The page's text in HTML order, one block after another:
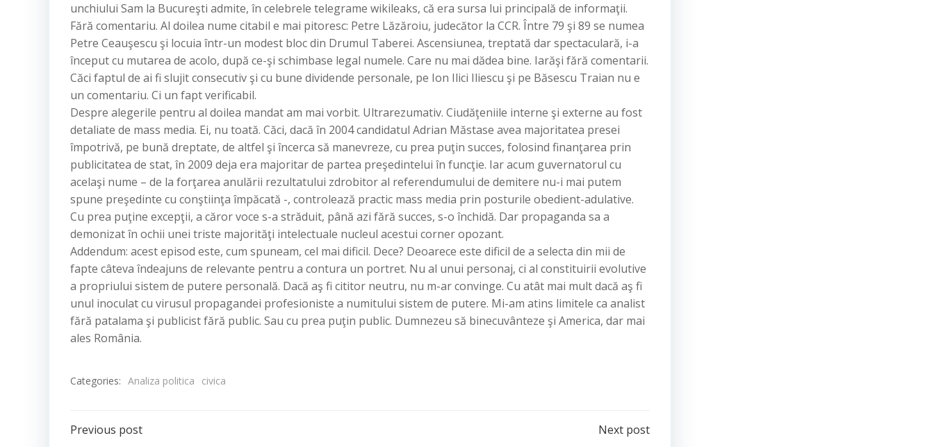
unchiului Sam la Bucureşti admite, în celebrele telegrame wikileaks, că era sursa lui principală de informaţii.
Fără comentariu. Al doilea nume citabil e mai pitoresc: Petre Lăzăroiu, judecător la CCR. Între 79 şi 89 se numea
Petre Ceauşescu şi locuia într-un modest bloc din Drumul Taberei. Ascensiunea, treptată dar spectaculară, i-a
început cu mutarea de acolo, după ce-şi schimbase legal numele. Care nu mai dădea bine. Iarăşi fără comentarii.
Căci faptul de ai fi slujit consecutiv şi cu bune dividende personale, pe Ion Ilici Iliescu şi pe Băsescu Traian nu e
un comentariu. Ci un fapt verificabil.
Despre alegerile pentru al doilea mandat am mai vorbit. Ultrarezumativ. Ciudăţeniile interne şi externe au fost
detaliate de mass media. Ei, nu toată. Căci, dacă în 2004 candidatul Adrian Măstase avea majoritatea presei
împotrivă, pe bună dreptate, de altfel şi încerca să manevreze, cu prea puţin succes, folosind finanţarea prin
publicitatea de stat, în 2009 deja era majoritar de partea preşedintelui în funcţie. Iar acum guvernatorul cu
acelaşi nume – de la forţarea anulării rezultatului zdrobitor al referendumului de demitere nu-i mai putem
spune preşedinte cu conştiinţa împăcată -, controlează practic mass media prin posturile obedient-adulative.
Cu prea puţine excepţii, a căror voce s-a străduit, până azi fără succes, s-o închidă. Dar propaganda sa a
demonizat în ochii unei triste majorităţi intelectuale nucleul acestui corner opozant.
Addendum: acest episod este, cum spuneam, cel mai dificil. Dece? Deoarece este dificil de a selecta din mii de
fapte câteva îndeajuns de relevante pentru a contura un portret. Nu al unui personaj, ci al constituirii evolutive
a propriului sistem de putere personală. Dacă aş fi cititor neutru, nu m-ar convinge. Cu atât mai mult dacă aş fi
unul inoculat cu virusul propagandei profesioniste a numitului sistem de putere. Mi-am atins limitele ca analist
fără patalama şi publicist fără public. Sau cu prea puţin public. Dumnezeu să binecuvânteze şi America, dar mai
ales România.
Categories: Analiza politica civica
Post
Previous post Next post